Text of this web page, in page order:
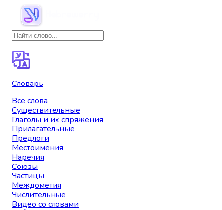
Словарь
Все слова
Существительные
Глаголы и их спряжения
Прилагательные
Предлоги
Местоимения
Наречия
Союзы
Частицы
Междометия
Числительные
Видео со словами